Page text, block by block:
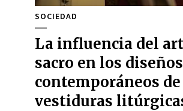
SOCIEDAD
La influencia del
sacro en los diseños
contemporáneos de
vestiduras